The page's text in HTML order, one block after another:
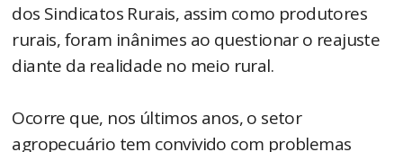
dos Sindicatos Rurais, assim como produtores
rurais, foram inânimes ao questionar o reajuste
diante da realidade no meio rural.
Ocorre que, nos últimos anos, o setor
agropecuário tem convivido com problemas